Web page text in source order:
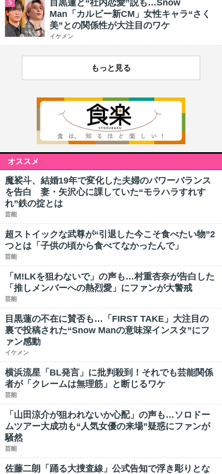
5
目黒蓮と“社内恋愛”説も…Snow
Man「カルビー新CM」女性キャラ“さく
美”との関係性が大注目のワケ
イケメン
もっと見る
オススメ
魔裟斗、結婚19年で変化した夫婦のパワーバランス
を告白 妻・矢沢心に課していた“モラハラすれす
れ”鉄の掟とは
芸能
超ストイックな武尊が“引退した今こそ食べたい物”2
つとは「子供の頃から食べてなかったんで」
芸能
「M!LKを狙わないで」の声も…村重杏奈が告白した
「推しメンバーへの熱烈愛」にファンが大警戒
芸能
目黒蓮の不在に賛否も…「FIRST TAKE」大注目の
裏で投稿された“Snow Manの意味深インスタ”にフ
ァン感動
イケメン
横浜流星「BL発言」に批判殺到！それでも芸能関係
者が「クレームは無理筋」と断じるワケ
芸能
「山田涼介が狙われないか心配」の声も…ソロドー
ムツアー大成功も“人気女優の来場”疑惑にファンが
騒然
芸能
佐藤二朗「踊る大捜査線」公式告知で浮き彫りとな